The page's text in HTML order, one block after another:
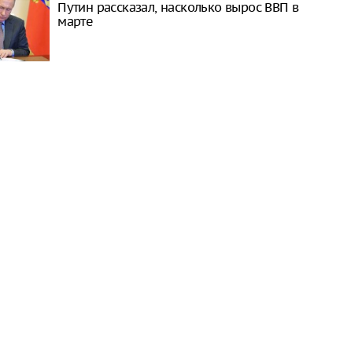
Путин рассказал, насколько вырос ВВП в
марте